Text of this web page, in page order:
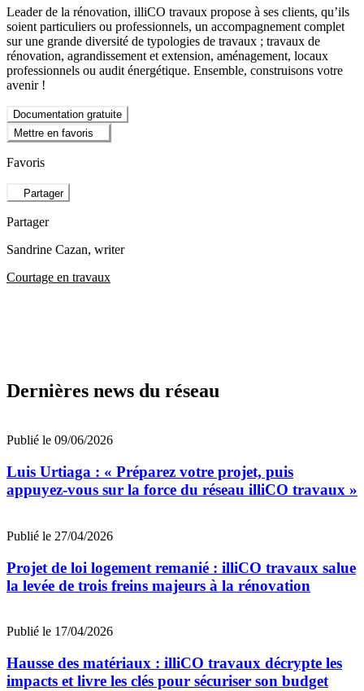
Leader de la rénovation, illiCO travaux propose à ses clients, qu’ils
soient particuliers ou professionnels, un accompagnement complet
sur une grande diversité de typologies de travaux ; travaux de
rénovation, agrandissement et extension, aménagement, locaux
professionnels ou audit énergétique. Ensemble, construisons votre
avenir !
Documentation gratuite
Mettre en favoris
Favoris
Partager
Partager
Sandrine Cazan, writer
Courtage en travaux
Dernières news du réseau
Publié le 09/06/2026
Luis Urtiaga : « Préparez votre projet, puis
appuyez-vous sur la force du réseau illiCO travaux »
Publié le 27/04/2026
Projet de loi logement remanié : illiCO travaux salue
la levée de trois freins majeurs à la rénovation
Publié le 17/04/2026
Hausse des matériaux : illiCO travaux décrypte les
impacts et livre les clés pour sécuriser son budget